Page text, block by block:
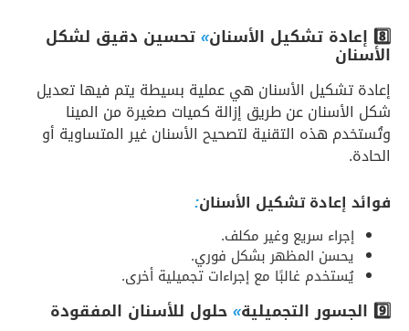
8️⃣ إعادة تشكيل الأسنان »تحسين دقيق لشكل
الأسنان
إعادة تشكيل الأسنان هي عملية بسيطة يتم فيها تعديل
شكل الأسنان عن طريق إزالة كميات صغيرة من المينا
وتُستخدم هذه التقنية لتصحيح الأسنان غير المتساوية أو
الحادة.
فوائد إعادة تشكيل الأسنان:
إجراء سريع وغير مكلف.
يحسن المظهر بشكل فوري.
يُستخدم غالبًا مع إجراءات تجميلية أخرى.
9️⃣ الجسور التجميلية »حلول للأسنان المفقودة